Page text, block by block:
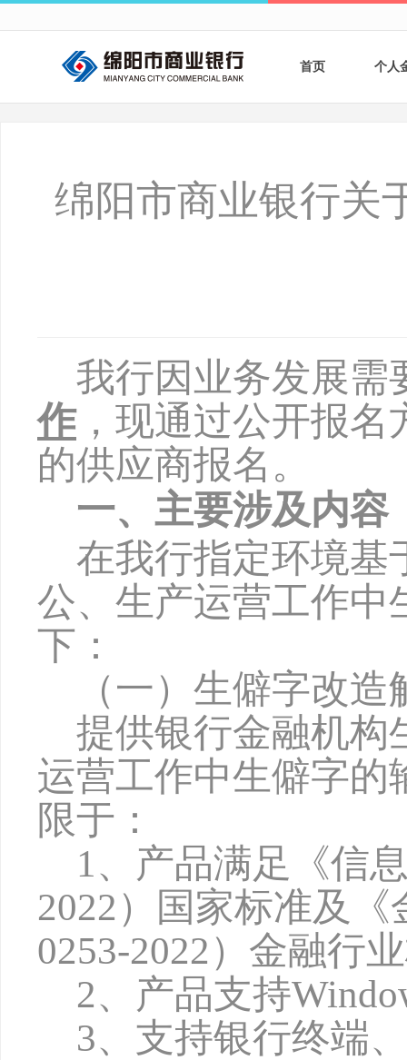
首页 个人
银
绵阳市商业银行关
我行因业务发展需
作，现通过公开报名
的供应商报名。
一、主要涉及内容
在我行指定环境基
公、生产运营工作中
下：
（一）生僻字改
提供银行金融机构
运营工作中生僻字的
限于：
1、产品满足《信
2022）国家标准及
0253-2022）金融行
2、产品支持
3、支持银行终端